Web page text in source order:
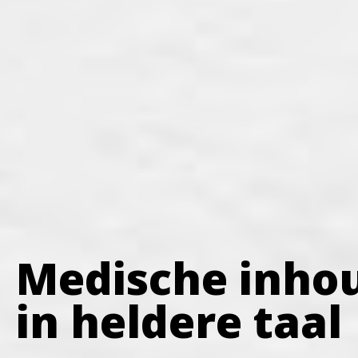
Medische
in heldere taal